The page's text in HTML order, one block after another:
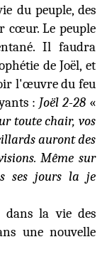
du peuple, des
cœur. Le peuple
Il faudra
de Joël, et
l'œuvre du feu
: Joël 2-28«
toute chair, vos
auront des
Même sur
ses jours la je
dans la vie des
une nouvelle